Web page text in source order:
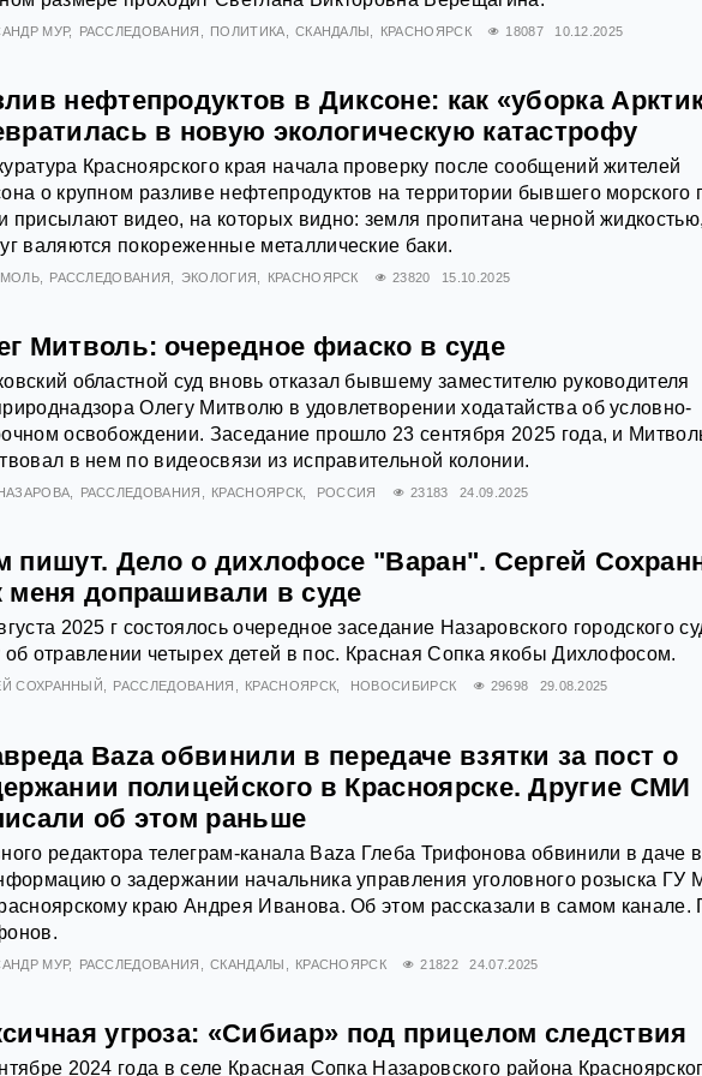
МУР РАССЛЕДОВАНИЯ ПОЛИТИКА СКАНДАЛЫ КРАСНОЯРСК 18087 10.12.2025
нефтепродуктов в Диксоне: как «уборка
в новую экологическую катастрофу
Красноярского края начала проверку после сообщений жителей
о крупном разливе нефтепродуктов на территории бывшего морского
присылают видео, на которых видно: земля пропитана черной
валяются покореженные металлические баки.
РАССЛЕДОВАНИЯ ЭКОЛОГИЯ КРАСНОЯРСК 23820 15.10.2025
Митволь: очередное фиаско в суде
областной суд вновь отказал бывшему заместителю руководителя
Олегу Митволю в удовлетворении ходатайства об условно-
освобождении. Заседание прошло 23 сентября 2025 года, и
в нем по видеосвязи из исправительной колонии.
РАССЛЕДОВАНИЯ КРАСНОЯРСК РОССИЯ 23183 24.09.2025
пишут. Дело о дихлофосе "Варан". Сергей
меня допрашивали в суде
2025 г состоялось очередное заседание Назаровского городского
об отравлении четырех детей в пос. Красная Сопка якобы Дихлофосом.
СОХРАННЫЙ РАССЛЕДОВАНИЯ КРАСНОЯРСК НОВОСИБИРСК 29698 29.08.2025
Baza обвинили в передаче взятки за пост о
полицейского в Красноярске. Другие СМИ
об этом раньше
редактора телеграм-канала Baza Глеба Трифонова обвинили в даче
о задержании начальника управления уголовного розыска ГУ
краю Андрея Иванова. Об этом рассказали в самом канале.
МУР РАССЛЕДОВАНИЯ СКАНДАЛЫ КРАСНОЯРСК 21822 24.07.2025
угроза: «Сибиар» под прицелом следствия
2024 года в селе Красная Сопка Назаровского района